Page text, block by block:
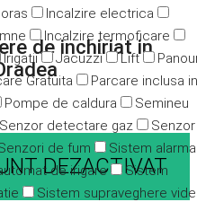
Incalzire electrica
Incalzire termoficare
Irigatii Jacuzzi Lift
Gratuita
Parcare inclusa in
Pompe de caldura
Semineu
Senzor detectare gaz
Senzor
de fum
Sistem alarma
de irigare
Sistem
Sistem supraveghere
de inchiriat in
DEZACTIVAT